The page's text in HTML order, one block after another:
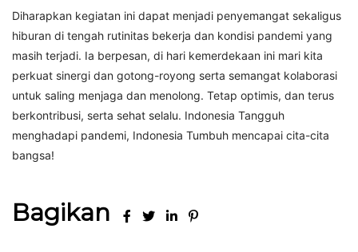
Diharapkan kegiatan ini dapat menjadi penyemangat sekaligus
hiburan di tengah rutinitas bekerja dan kondisi pandemi yang
masih terjadi. Ia berpesan, di hari kemerdekaan ini mari kita
perkuat sinergi dan gotong-royong serta semangat kolaborasi
untuk saling menjaga dan menolong. Tetap optimis, dan terus
berkontribusi, serta sehat selalu. Indonesia Tangguh
menghadapi pandemi, Indonesia Tumbuh mencapai cita-cita
bangsa!
Bagikan